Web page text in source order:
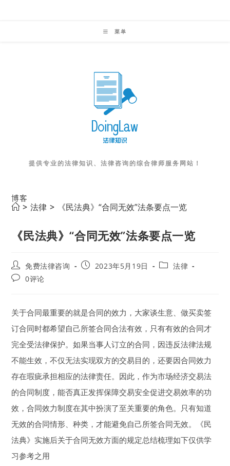
菜单
提供专业的法律知识、法律咨询的综合律师服务网站！
博客
> 法律 > 《民法典》“合同无效”法条要点一览
《民法典》“合同无效”法条要点一览
Post
author:
免费法律咨询
Post2023年5月19日
Post法律
Post0评论
关于合同最重要的就是合同的效力，大家谈生意、做买卖签
订合同时都希望自己所签合同合法有效，只有有效的合同才
完全受法律保护。如果当事人订立的合同，因违反法律法规
不能生效，不仅无法实现双方的交易目的，还要因合同效力
存在瑕疵承担相应的法律责任。因此，作为市场经济交易法
的合同制度，能否真正发挥保障交易安全促进交易效率的功
效，合同效力制度在其中扮演了至关重要的角色。只有知道
无效的合同情形、种类，才能避免自己所签合同无效。《民
法典》实施后关于合同无效方面的规定总结梳理如下仅供学
习参考之用